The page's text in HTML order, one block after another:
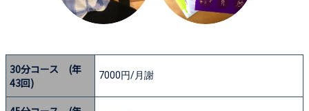
30分コース (年
43回)
7000円/月謝